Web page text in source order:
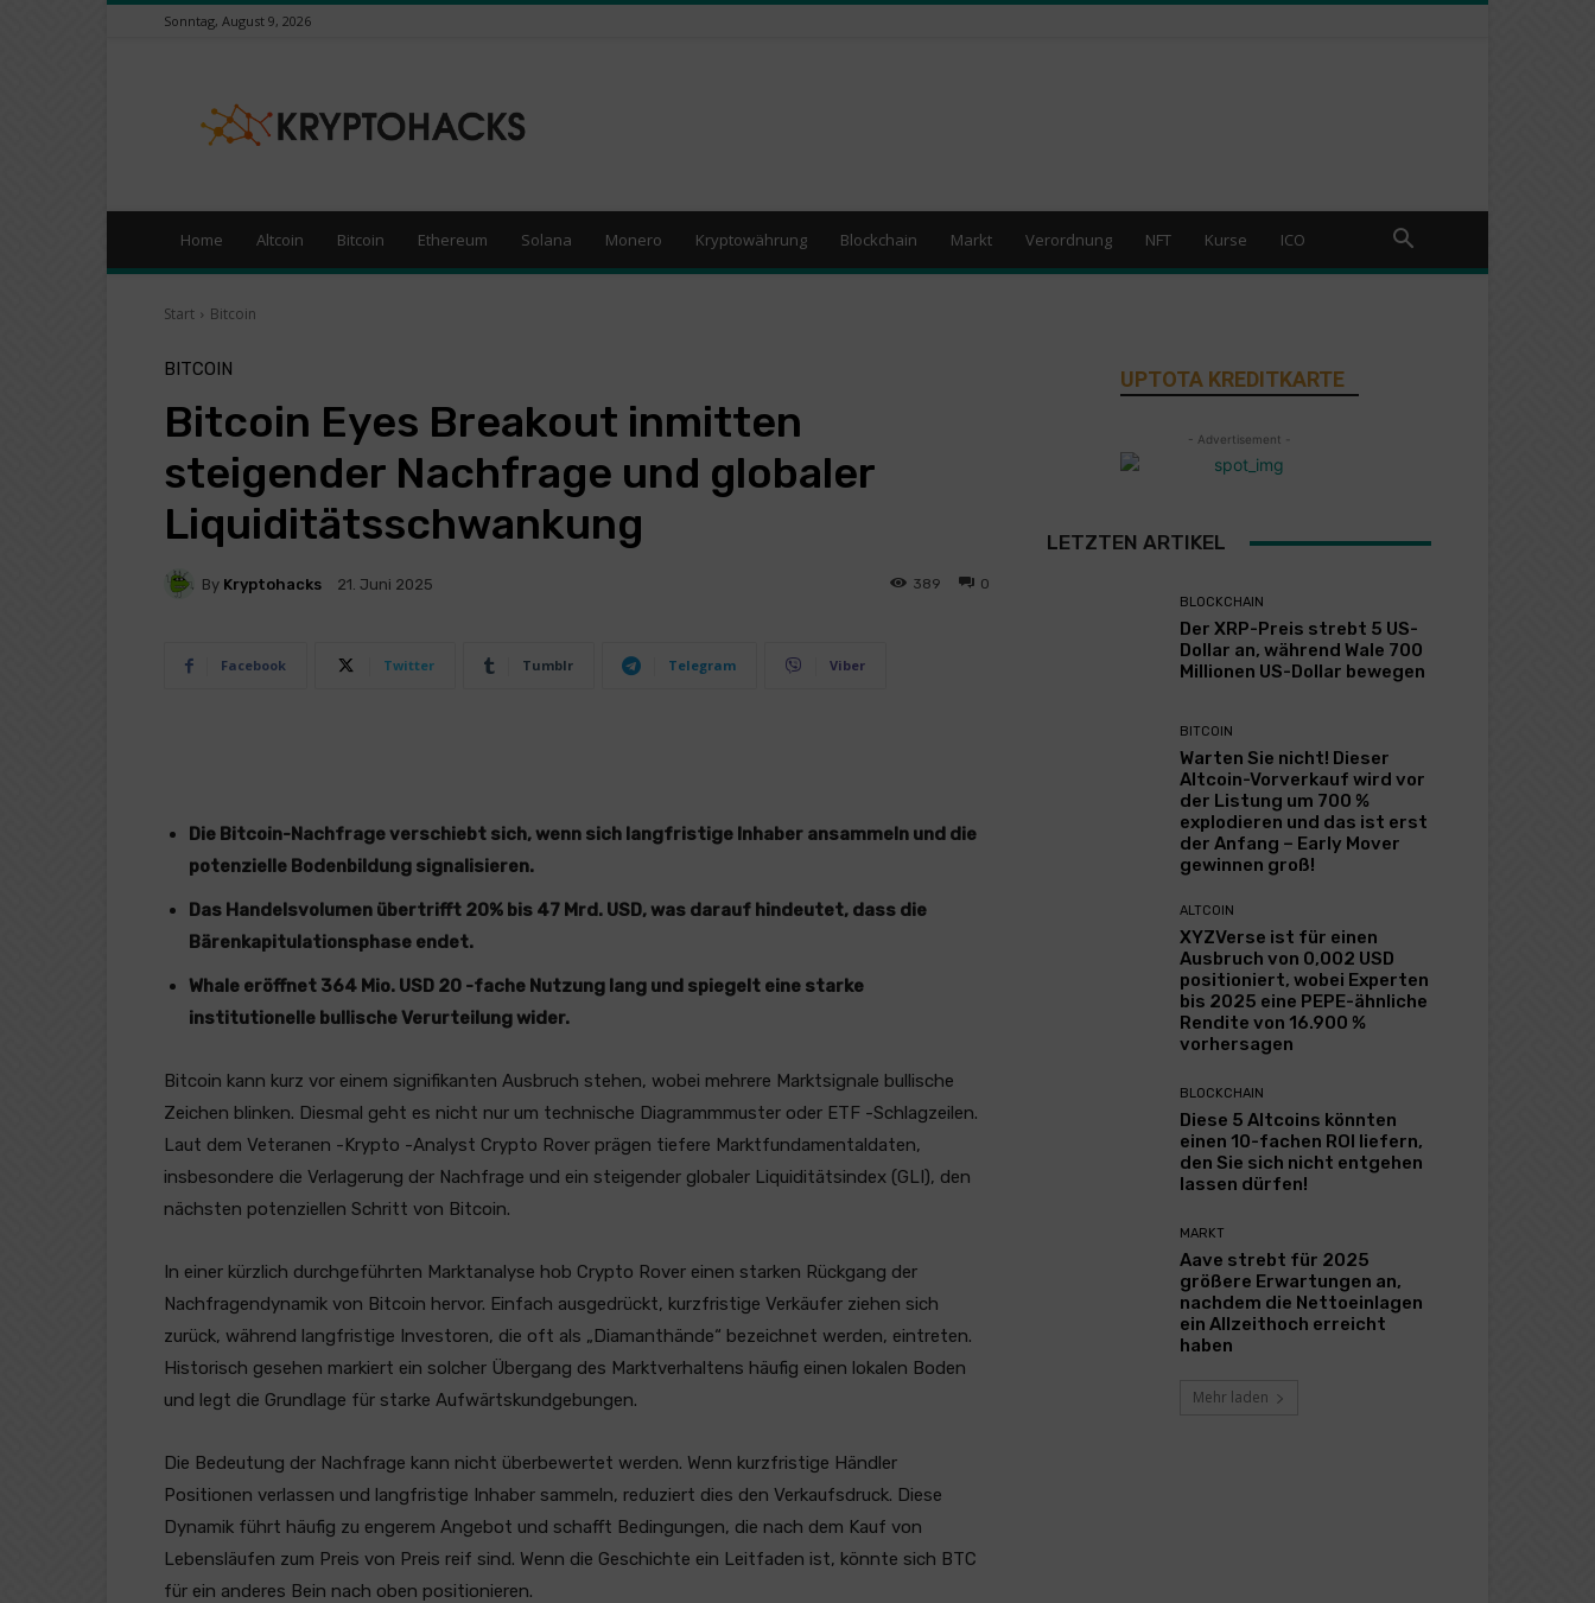
Sonntag, August 9, 2026
–
Kryptowährungen
News
Portal
Home Altcoin Bitcoin Ethereum Solana Monero Kryptowährung Blockchain Markt Verordnung NFT Kurse ICO
Start Bitcoin
BITCOIN
Bitcoin Eyes Breakout inmitten
steigender Nachfrage und globaler
Liquiditätsschwankung
By Kryptohacks 21. Juni 2025 0
389
Facebook Twitter Tumblr Telegram Viber
Die Bitcoin-Nachfrage verschiebt sich, wenn sich langfristige Inhaber ansammeln und die
potenzielle Bodenbildung signalisieren.
Das Handelsvolumen übertrifft 20% bis 47 Mrd. USD, was darauf hindeutet, dass die
Bärenkapitulationsphase endet.
Whale eröffnet 364 Mio. USD 20 -fache Nutzung lang und spiegelt eine starke
institutionelle bullische Verurteilung wider.
Bitcoin kann kurz vor einem signifikanten Ausbruch stehen, wobei mehrere Marktsignale bullische
Zeichen blinken. Diesmal geht es nicht nur um technische Diagrammmuster oder ETF -Schlagzeilen.
Laut dem Veteranen -Krypto -Analyst Crypto Rover prägen tiefere Marktfundamentaldaten,
insbesondere die Verlagerung der Nachfrage und ein steigender globaler Liquiditätsindex (GLI), den
nächsten potenziellen Schritt von Bitcoin.
In einer kürzlich durchgeführten Marktanalyse hob Crypto Rover einen starken Rückgang der
Nachfragendynamik von Bitcoin hervor. Einfach ausgedrückt, kurzfristige Verkäufer ziehen sich
zurück, während langfristige Investoren, die oft als „Diamanthände“ bezeichnet werden, eintreten.
Historisch gesehen markiert ein solcher Übergang des Marktverhaltens häufig einen lokalen Boden
und legt die Grundlage für starke Aufwärtskundgebungen.
Die Bedeutung der Nachfrage kann nicht überbewertet werden. Wenn kurzfristige Händler
Positionen verlassen und langfristige Inhaber sammeln, reduziert dies den Verkaufsdruck. Diese
Dynamik führt häufig zu engerem Angebot und schafft Bedingungen, die nach dem Kauf von
Lebensläufen zum Preis von Preis reif sind. Wenn die Geschichte ein Leitfaden ist, könnte sich BTC
für ein anderes Bein nach oben positionieren.
UPTOTA KREDITKARTE
- Advertisement -
LETZTEN ARTIKEL
BLOCKCHAIN
Der XRP-Preis strebt 5 US-
Dollar an, während Wale 700
Millionen US-Dollar bewegen
BITCOIN
Warten Sie nicht! Dieser
Altcoin-Vorverkauf wird vor
der Listung um 700 %
explodieren und das ist erst
der Anfang – Early Mover
gewinnen groß!
ALTCOIN
XYZVerse ist für einen
Ausbruch von 0,002 USD
positioniert, wobei Experten
bis 2025 eine PEPE-ähnliche
Rendite von 16.900 %
vorhersagen
BLOCKCHAIN
Diese 5 Altcoins könnten
einen 10-fachen ROI liefern,
den Sie sich nicht entgehen
lassen dürfen!
MARKT
Aave strebt für 2025
größere Erwartungen an,
nachdem die Nettoeinlagen
ein Allzeithoch erreicht
haben
Mehr laden